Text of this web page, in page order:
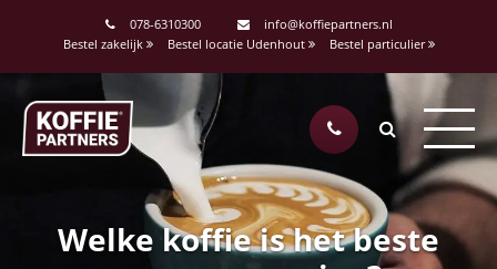
078-6310300
info@koffiepartners.nl
Bestel zakelijk
Bestel locatie Udenhout Bestel particulier
Welke koffie is het beste